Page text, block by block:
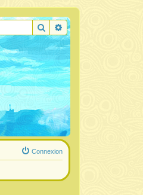
RechercherRecherche avancée
Connexion